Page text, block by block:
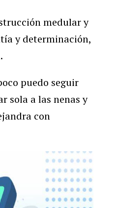
medular y
y determinación,
puedo seguir
sola a las nenas y
con